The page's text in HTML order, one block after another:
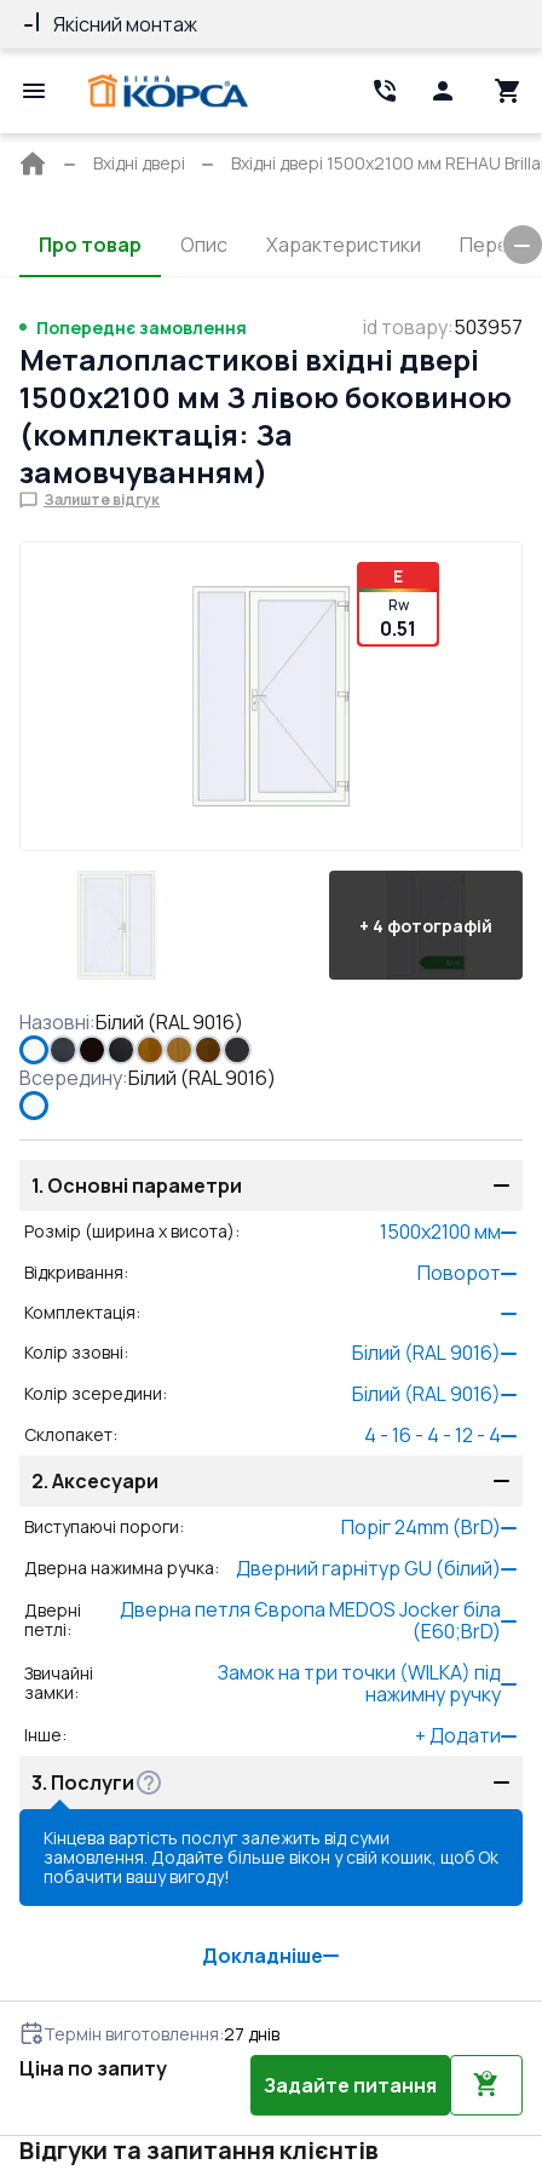
Якісний монтаж
Головна
Вхідні двері Вхідні двері 1500x2100 мм REHAU
Про товар Опис Характеристики
Попереднє замовлення id товару:503957
Металопластикові вхідні двері
1500x2100 мм З лівою боковиною
(комплектація: За
замовчуванням)
Залиште відгук
E
Rw
0.51
+ 4 фотографій
Назовні:Білий (RAL 9016)
Всередину:Білий (RAL 9016)
1. Основні параметри
Розмір (ширина x висота): 1500x2100мм
Відкривання: Поворот
Комплектація:
Колір ззовні: Білий (RAL 9016)
Колір зсередини: Білий (RAL 9016)
Склопакет:
4 - 16 - 4 - 12 - 4
2.Аксесуари
Виступаючі пороги: Поріг 24mm (BrD)
Дверна нажимна ручка: Дверний гарнітур GU (білий)
Дверні
петлі:
Дверна петля Європа MEDOS Jocker біла
(E60;BrD)
Звичайні
замки:
Замок на три точки (WILKA) під
нажимну ручку
Інше: +Додати
3. Послуги
Кінцева вартість послуг залежить від суми
замовлення. Додайте більше вікон у свій кошик, щоб
побачити вашу вигоду!
Ok
Докладніше
Термін виготовлення:27 днів
Ціна по запиту
Задайте питання
Відгуки та запитання клієнтів